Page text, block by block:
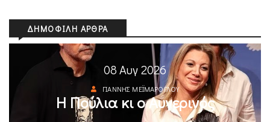
ΔΗΜΟΦΙΛΉ ΆΡΘΡΑ
08 Αυγ 2026
ΓΙΆΝΝΗΣ ΜΕΪΜΆΡΟΓΛΟΥ
Η Πούλια κι ο Αυγερινός